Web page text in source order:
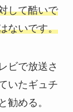
して酷いで
ないです。
ビで放送さ
いたギュチ
勧める。